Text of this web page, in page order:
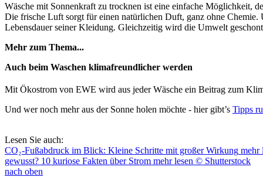
Wäsche mit Sonnenkraft zu trocknen ist eine einfache Möglichkeit,
Die frische Luft sorgt für einen natürlichen Duft, ganz ohne Chemie.
Lebensdauer seiner Kleidung. Gleichzeitig wird die Umwelt
Mehr zum Thema...
Auch beim Waschen klimafreundlicher werden
Mit Ökostrom von EWE wird aus jeder Wäsche ein Beitrag zum
Und wer noch mehr aus der Sonne holen möchte - hier gibt’s Tipps
Lesen Sie auch:
CO₂-Fußabdruck im Blick: Kleine Schritte mit großer Wirkung mehr
gewusst? 10 kuriose Fakten über Strom mehr lesen © Shutterstock
nach oben